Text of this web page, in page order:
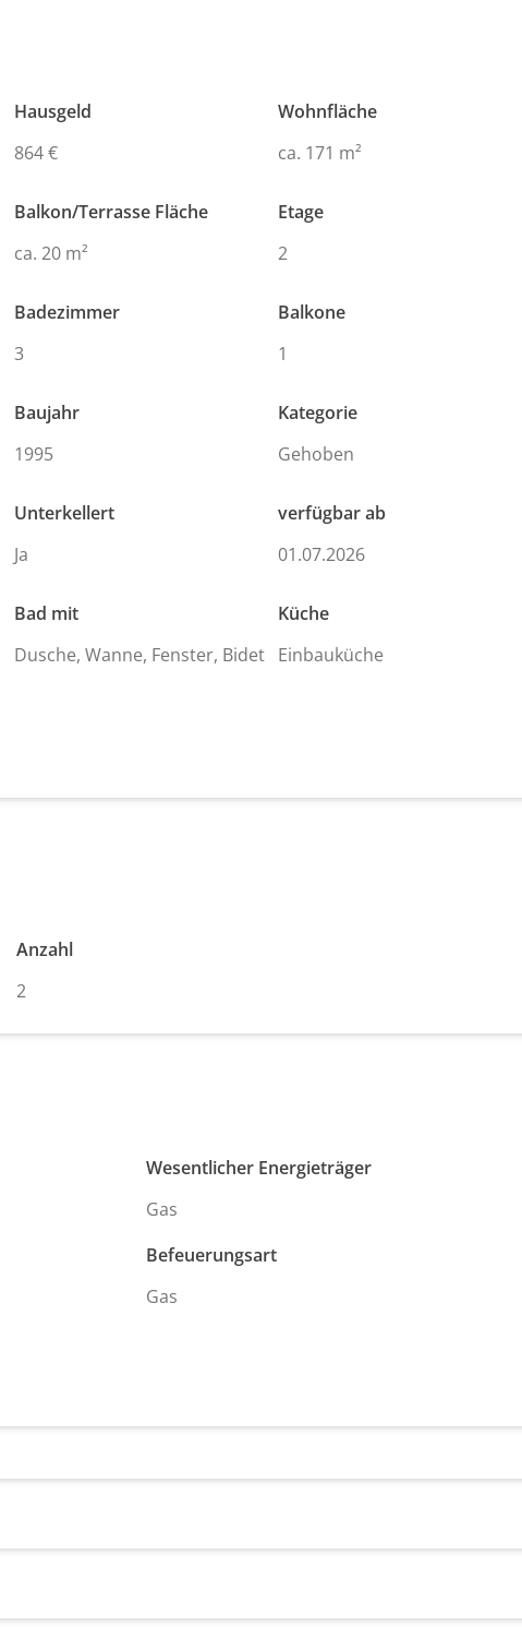
Hausgeld
864 €
Wohnfläche
ca. 171 m²
Balkon/Terrasse Fläche
ca. 20 m²
Etage
2
Badezimmer
3
Balkone
1
Baujahr
1995
Kategorie
Gehoben
Unterkellert
Ja
verfügbar ab
01.07.2026
Bad mit
Dusche, Wanne, Fenster, Bidet
Küche
Einbauküche
Anzahl
2
Wesentlicher Energieträger
Gas
Befeuerungsart
Gas